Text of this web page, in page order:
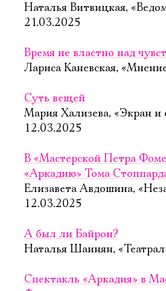
Наталья Витвицкая,
21.03.2025
Время не властно над
Лариса Каневская,
Суть вещей
Мария Хализева, «Экран и
12.03.2025
В «Мастерской Петра
«Аркадию» Тома
Елизавета Авдошина,
12.03.2025
А был ли Байрон?
Наталья Шаинян,
Спектакль «Аркадия» в